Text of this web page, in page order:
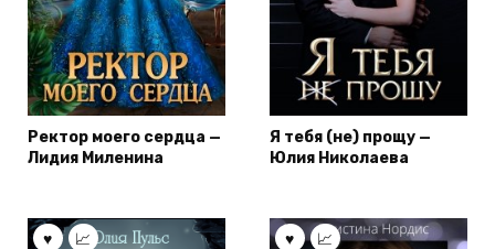
Ректор моего сердца —
Лидия Миленина
Я тебя (не) прощу —
Юлия Николаева